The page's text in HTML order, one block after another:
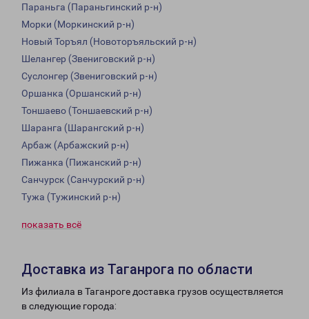
Параньга (Параньгинский р-н)
Морки (Моркинский р-н)
Новый Торъял (Новоторъяльский р-н)
Шелангер (Звениговский р-н)
Суслонгер (Звениговский р-н)
Оршанка (Оршанский р-н)
Тоншаево (Тоншаевский р-н)
Шаранга (Шарангский р-н)
Арбаж (Арбажский р-н)
Пижанка (Пижанский р-н)
Санчурск (Санчурский р-н)
Тужа (Тужинский р-н)
показать всё
Доставка из Таганрога по области
Из филиала в Таганроге доставка грузов осуществляется
в следующие города: